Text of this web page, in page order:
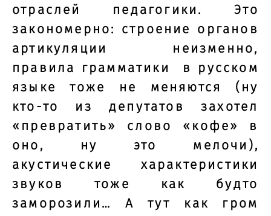
отраслей педагогики. Это
закономерно: строение органов
артикуляции неизменно,
правила грамматики в русском
языке тоже не меняются (ну
кто-то из депутатов захотел
«превратить» слово «кофе» в
оно, ну это мелочи),
акустические характеристики
звуков тоже как будто
заморозили… А тут как гром